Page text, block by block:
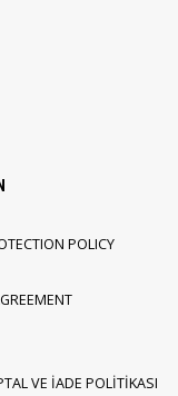
POLICY
VE İADE POLİTİKASI